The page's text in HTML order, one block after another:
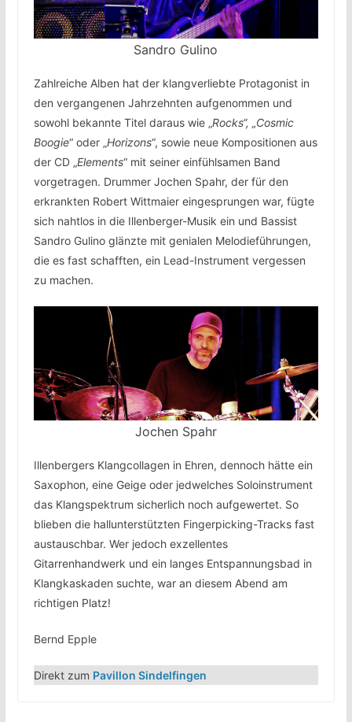
Sandro Gulino
Zahlreiche Alben hat der klangverliebte Protagonist in
den vergangenen Jahrzehnten aufgenommen und
sowohl bekannte Titel daraus wie „Rocks“, „Cosmic
Boogie“ oder „Horizons“, sowie neue Kompositionen aus
der CD „Elements“ mit seiner einfühlsamen Band
vorgetragen. Drummer Jochen Spahr, der für den
erkrankten Robert Wittmaier eingesprungen war, fügte
sich nahtlos in die Illenberger-Musik ein und Bassist
Sandro Gulino glänzte mit genialen Melodieführungen,
die es fast schafften, ein Lead-Instrument vergessen
zu machen.
Jochen Spahr
Illenbergers Klangcollagen in Ehren, dennoch hätte ein
Saxophon, eine Geige oder jedwelches Soloinstrument
das Klangspektrum sicherlich noch aufgewertet. So
blieben die hallunterstützten Fingerpicking-Tracks fast
austauschbar. Wer jedoch exzellentes
Gitarrenhandwerk und ein langes Entspannungsbad in
Klangkaskaden suchte, war an diesem Abend am
richtigen Platz!
Bernd Epple
Direkt zum Pavillon Sindelfingen